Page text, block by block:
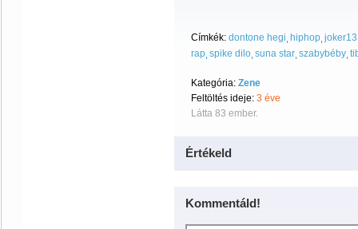
Címkék: dontone hegi hiphop joker13
rap spike dilo suna star szabybéby
Kategória: Zene
Feltöltés ideje: 3 éve
Látta 83 ember.
Értékeld
Kommentáld!